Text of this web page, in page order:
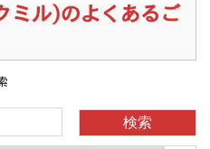
ミル)のよくあるご